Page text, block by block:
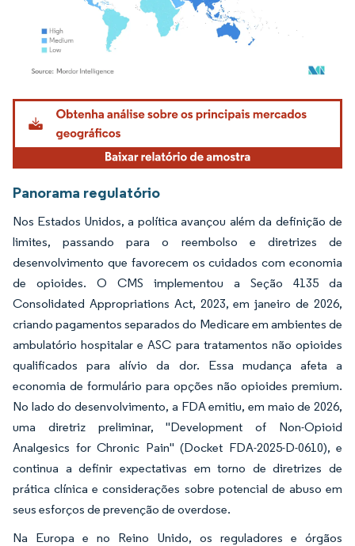
Imagem © Mordor Intelligence. O reuso requer atribuição conforme CC BY 4.0.
Panorama regulatório
Nos Estados Unidos, a política avançou além da definição de
limites, passando para o reembolso e diretrizes de
desenvolvimento que favorecem os cuidados com economia
de opioides. O CMS implementou a Seção 4135 da
Consolidated Appropriations Act, 2023, em janeiro de 2026,
criando pagamentos separados do Medicare em ambientes de
ambulatório hospitalar e ASC para tratamentos não opioides
qualificados para alívio da dor. Essa mudança afeta a
economia de formulário para opções não opioides premium.
No lado do desenvolvimento, a FDA emitiu, em maio de 2026,
uma diretriz preliminar, "Development of Non-Opioid
Analgesics for Chronic Pain" (Docket FDA-2025-D-0610), e
continua a definir expectativas em torno de diretrizes de
prática clínica e considerações sobre potencial de abuso em
seus esforços de prevenção de overdose.
Na Europa e no Reino Unido, os reguladores e órgãos